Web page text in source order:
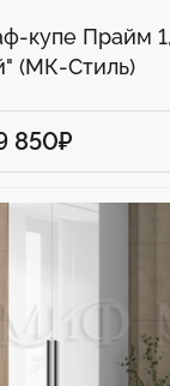
купе Прайм
(МК-Стиль)
850₽